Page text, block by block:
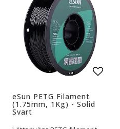
eSun PETG Filament
(1.75mm, 1Kg) - Solid
Svart